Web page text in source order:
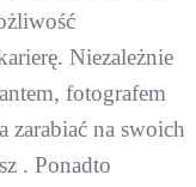
Niezależnie
fotografem
zarabiać na swoich
. Ponadto